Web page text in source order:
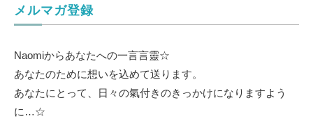
メルマガ登録
Naomiからあなたへの一言言靈☆
あなたのために想いを込めて送ります。
あなたにとって、日々の氣付きのきっかけになりますよう
に…☆